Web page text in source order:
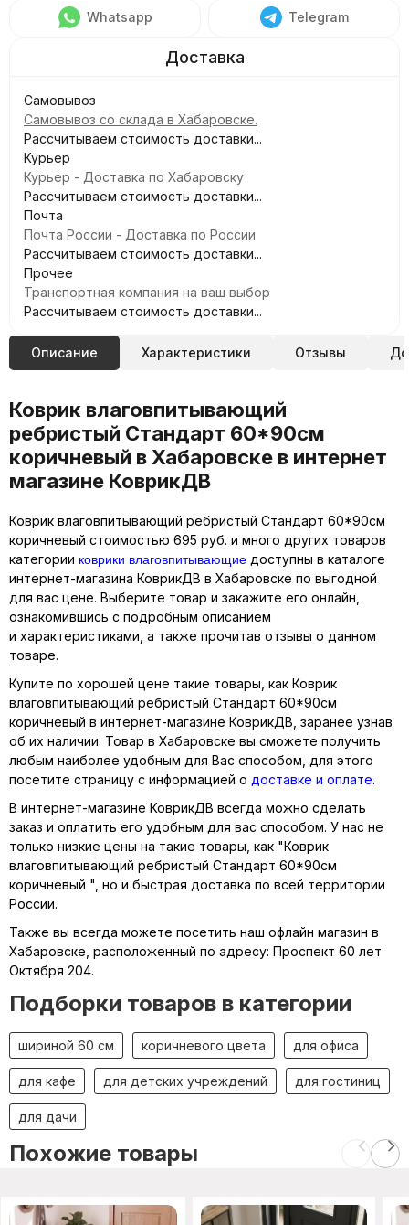
Whatsapp Telegram
Самовывоз
Самовывоз со склада в Хабаровске.
Рассчитываем стоимость доставки...
Курьер
Курьер - Доставка по Хабаровску
Рассчитываем стоимость доставки...
Почта
Почта России - Доставка по России
Рассчитываем стоимость доставки...
Прочее
Транспортная компания на ваш выбор
Рассчитываем стоимость доставки...
Описание Характеристики Отзывы
Коврик влаговпитывающий
ребристый Стандарт 60*90см
коричневый в Хабаровске в интернет
магазине КоврикДВ
Коврик влаговпитывающий ребристый Стандарт 60*90см
коричневый стоимостью 695 руб. и много других товаров
категории коврики влаговпитывающие доступны в каталоге
интернет-магазина КоврикДВ в Хабаровске по выгодной
для вас цене. Выберите товар и закажите его онлайн,
ознакомившись с подробным описанием
и характеристиками, а также прочитав отзывы о данном
товаре.
Купите по хорошей цене такие товары, как Коврик
влаговпитывающий ребристый Стандарт 60*90см
коричневый в интернет-магазине КоврикДВ, заранее узнав
об их наличии. Товар в Хабаровске вы сможете получить
любым наиболее удобным для Вас способом, для этого
посетите страницу с информацией о доставке и оплате.
В интернет-магазине КоврикДВ всегда можно сделать
заказ и оплатить его удобным для вас способом. У нас не
только низкие цены на такие товары, как "Коврик
влаговпитывающий ребристый Стандарт 60*90см
коричневый ", но и быстрая доставка по всей территории
России.
Также вы всегда можете посетить наш офлайн магазин в
Хабаровске, расположенный по адресу: Проспект 60 лет
Октября 204.
Подборки товаров в категории
шириной 60 см коричневого цвета для офиса
для кафе для детских учреждений для гостиниц
для дачи
Похожие товары